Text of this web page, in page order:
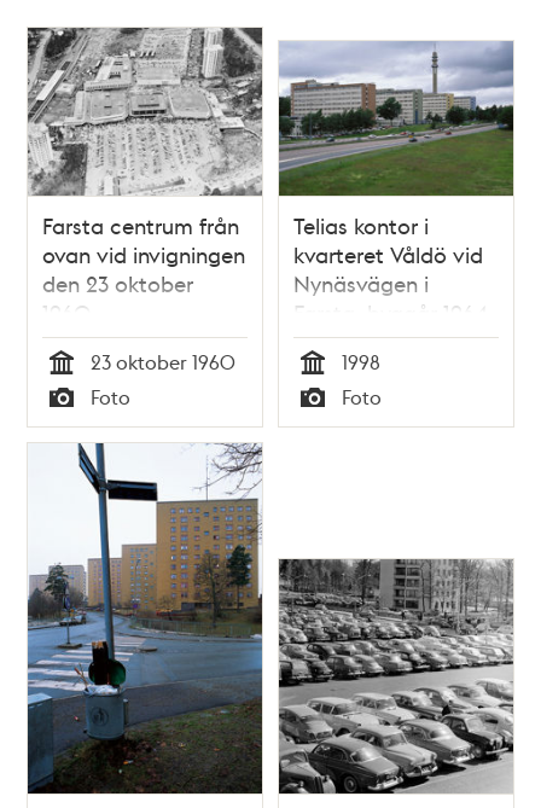
Farsta centrum från
ovan vid invigningen
den 23 oktober
1960
Tid
23 oktober 1960
Typ
Foto
Telias kontor i
kvarteret Våldö vid
Nynäsvägen i
Farsta, byggår 1964
Tid
1998
Typ
Foto